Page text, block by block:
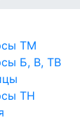
ТМ
Б, В, ТВ
ТН